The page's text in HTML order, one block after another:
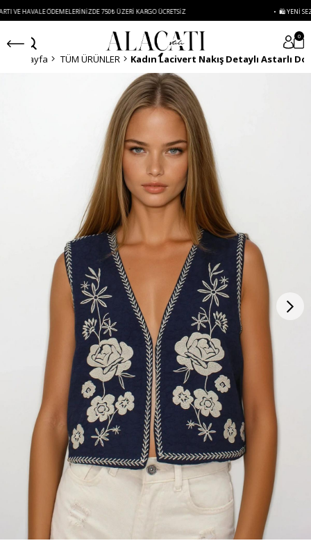
ÖDEMELERINIZDE 750₺ ÜZERI KARGO ÜCRETSIZ • 🛍️ YENI SEZON
0
Anasayfa TÜM ÜRÜNLER